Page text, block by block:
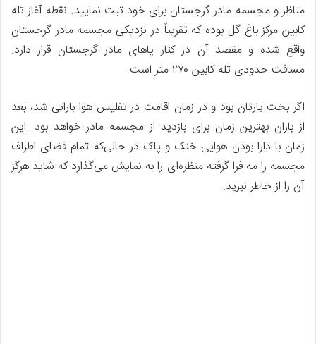
مناظر و مجسمه مادر گرجستان برای خود ثبت نمایید. نقطه آغاز تله
کابین مرکز باغ گل بوده که تقریباً در نزدیکی مجسمه مادر گرجستان
واقع شده و مقصد آن در کنار پاهای مادر گرجستان قرار دارد.
مسافت حدودی تله کابین ۲۷۰ متر است.
اگر بخت یارتان بود و در زمان اقامت در تفلیس هوا بارانی شد، بعد
از باران بهترین زمان برای بازدید از مجسمه مادر خواهد بود. این
زمان با دارا بودن هوایی خنک و پاک در حالی‌که تمام فضای اطراف
مجسمه را مه فرا گرفته منظره‌ای را به نمایش می‌گذارد که شاید هرگز
آن را از خاطر نبرید.